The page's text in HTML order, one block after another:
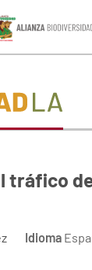
tráfico
Idioma